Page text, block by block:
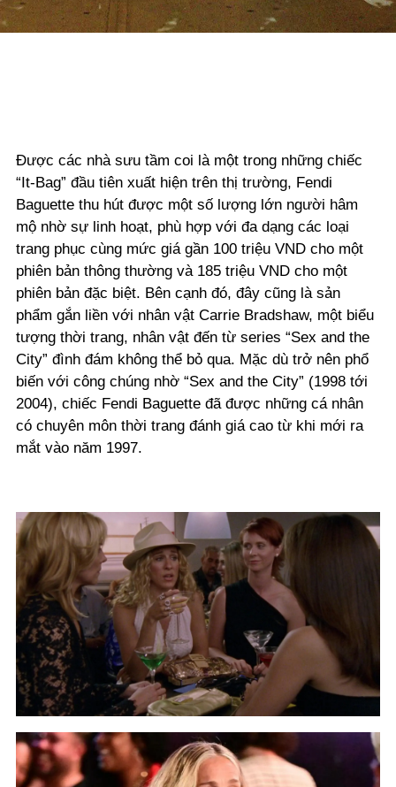
Được các nhà sưu tầm coi là một trong những chiếc
“It-Bag” đầu tiên xuất hiện trên thị trường, Fendi
Baguette thu hút được một số lượng lớn người hâm
mộ nhờ sự linh hoạt, phù hợp với đa dạng các loại
trang phục cùng mức giá gần 100 triệu VND cho một
phiên bản thông thường và 185 triệu VND cho một
phiên bản đặc biệt. Bên cạnh đó, đây cũng là sản
phẩm gắn liền với nhân vật Carrie Bradshaw, một biểu
tượng thời trang, nhân vật đến từ series “Sex and the
City” đình đám không thể bỏ qua. Mặc dù trở nên phổ
biến với công chúng nhờ “Sex and the City” (1998 tới
2004), chiếc Fendi Baguette đã được những cá nhân
có chuyên môn thời trang đánh giá cao từ khi mới ra
mắt vào năm 1997.